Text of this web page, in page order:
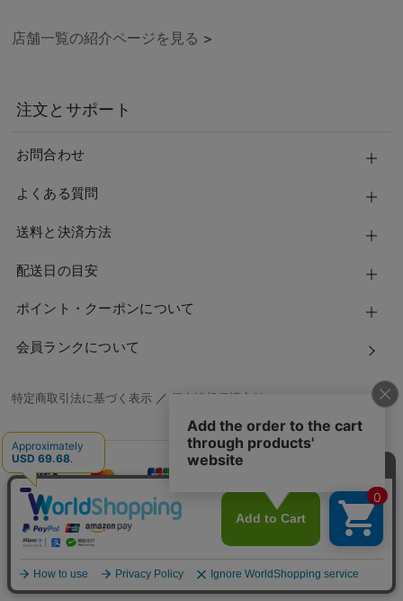
店舗一覧の紹介ページを見る >
注文とサポート
お問合わせ
よくある質問
送料と決済方法
配送日の目安
ポイント・クーポンについて
会員ランクについて
特定商取引法に基づく表示 ／ 個人情報保護方針